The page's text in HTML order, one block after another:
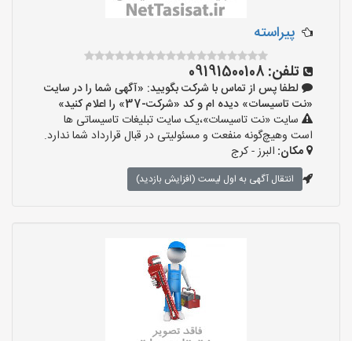
پیراسته
تلفن: 09191500108
لطفا پس از تماس با شرکت بگویید: «آگهی شما را در سایت
«نت تاسیسات» دیده ام و کد «شرکت-37» را اعلام کنید»
سایت «نت تاسیسات»،یک سایت تبلیغات تاسیساتی ها
است وهیچ‌گونه منفعت و مسئولیتی در قبال قرارداد شما ندارد.
مکان: البرز - کرج
انتقال آگهی به اول لیست (افزایش بازدید)